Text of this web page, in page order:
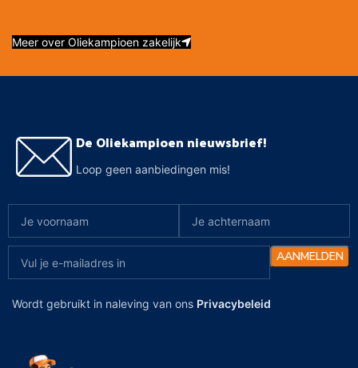
Meer over Oliekampioen zakelijk
De Oliekampioen nieuwsbrief!
Loop geen aanbiedingen mis!
Wordt gebruikt in naleving van ons Privacybeleid